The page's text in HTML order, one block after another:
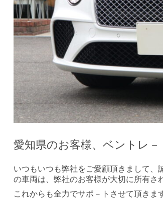
愛知県のお客様、ベントレ
いつもいつも弊社をご愛顧頂きまして
の車両は、弊社のお客様が大切に所有さ
これからも全力でサポ－トさせて頂き